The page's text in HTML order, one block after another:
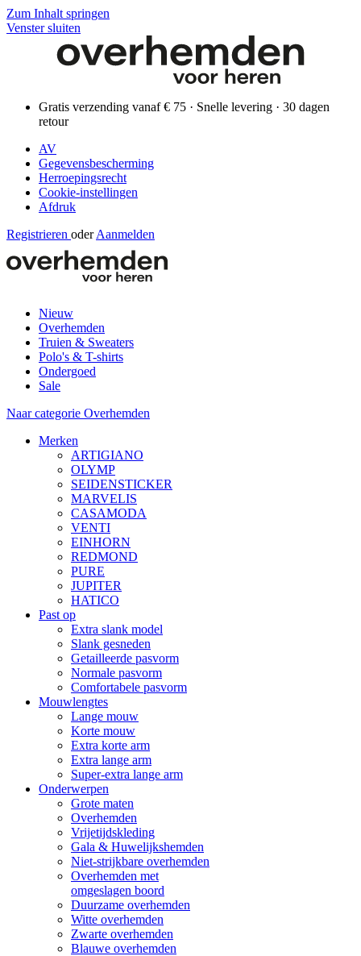
Zum Inhalt springen
Venster sluiten
Gratis verzending vanaf € 75 · Snelle levering · 30 dagen
retour
AV
Gegevensbescherming
Herroepingsrecht
Cookie-instellingen
Afdruk
Registrieren oder Aanmelden
Nieuw
Overhemden
Truien & Sweaters
Polo's & T-shirts
Ondergoed
Sale
Naar categorie Overhemden
Merken
ARTIGIANO
OLYMP
SEIDENSTICKER
MARVELIS
CASAMODA
VENTI
EINHORN
REDMOND
PURE
JUPITER
HATICO
Past op
Extra slank model
Slank gesneden
Getailleerde pasvorm
Normale pasvorm
Comfortabele pasvorm
Mouwlengtes
Lange mouw
Korte mouw
Extra korte arm
Extra lange arm
Super-extra lange arm
Onderwerpen
Grote maten
Overhemden
Vrijetijdskleding
Gala & Huwelijkshemden
Niet-strijkbare overhemden
Overhemden met
omgeslagen boord
Duurzame overhemden
Witte overhemden
Zwarte overhemden
Blauwe overhemden